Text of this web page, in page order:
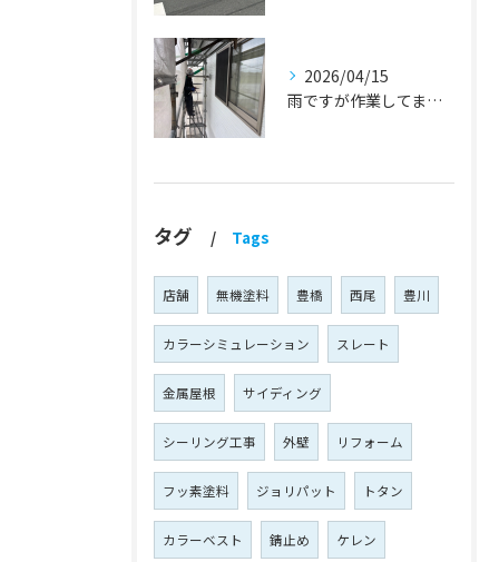
2026/04/15
雨ですが作業してます！『蒲郡市・岡崎市 外壁塗装・屋根塗装・雨漏り修理』
タグ Tags
店舗 無機塗料 豊橋 西尾 豊川
カラーシミュレーション スレート
金属屋根 サイディング
シーリング工事 外壁 リフォーム
フッ素塗料 ジョリパット トタン
カラーベスト 錆止め ケレン